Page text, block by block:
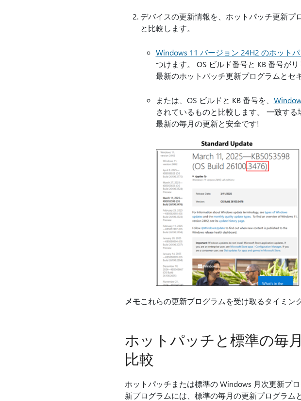
デバイスの更新情報を、ホットパッチ更新プ
と比較します。
Windows 11 バージョン 24H2 のホット
つけます。 OS ビルド番号と KB 番号が
最新のホットパッチ更新プログラムとセ
または、OS ビルドと KB 番号を、
されているものと比較します。 一致す
最新の毎月の更新と安全です!
メモこれらの更新プログラムを受け取るタイミン
ホットパッチと標準の毎
比較
ホットパッチまたは標準の Windows 月次更新プ
新プログラムには、標準の毎月の更新プログラ